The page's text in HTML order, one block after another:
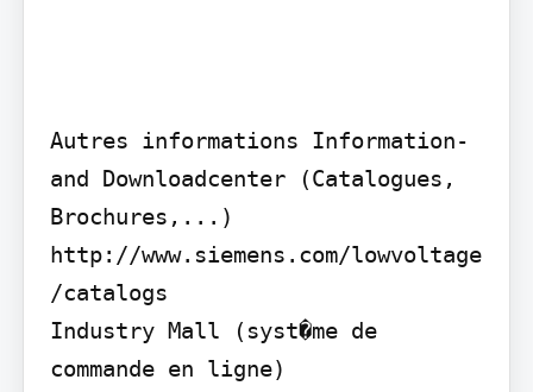
Autres informations Information-
and Downloadcenter (Catalogues,
Brochures,...)
http://www.siemens.com/lowvoltage
/catalogs
Industry Mall (syst�me de
commande en ligne)